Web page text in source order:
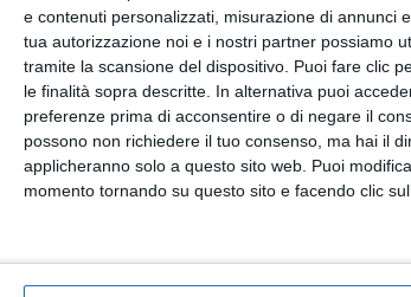
e contenuti personalizzati, misurazione di annunci
tua autorizzazione noi e i nostri partner possiamo
tramite la scansione del dispositivo. Puoi fare clic
le finalità sopra descritte. In alternativa puoi
preferenze prima di acconsentire o di negare il
possono non richiedere il tuo consenso, ma hai il
applicheranno solo a questo sito web. Puoi
momento tornando su questo sito e facendo clic